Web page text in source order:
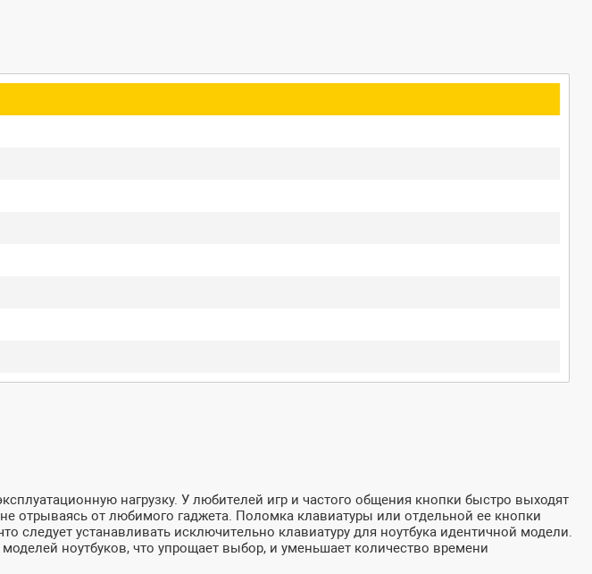
нагрузку. У любителей игр и частого общения кнопки быстро выходят
отрываясь от любимого гаджета. Поломка клавиатуры или отдельной ее кнопки
следует устанавливать исключительно клавиатуру для ноутбука идентичной модели.
ноутбуков, что упрощает выбор, и уменьшает количество времени